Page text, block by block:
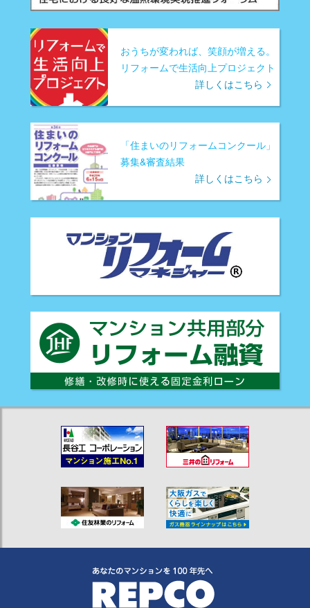
おうちが変われば、笑顔が増える。
リフォームで生活向上プロジェクト
詳しくはこちら
「住まいのリフォームコンクール」
募集&審査結果
詳しくはこちら